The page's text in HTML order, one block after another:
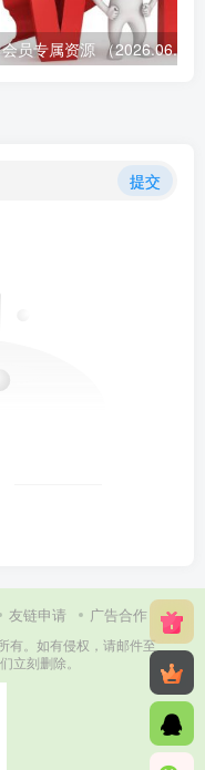
提交
友链申请 广告合作
有。如有侵权，请邮件至
立刻删除。